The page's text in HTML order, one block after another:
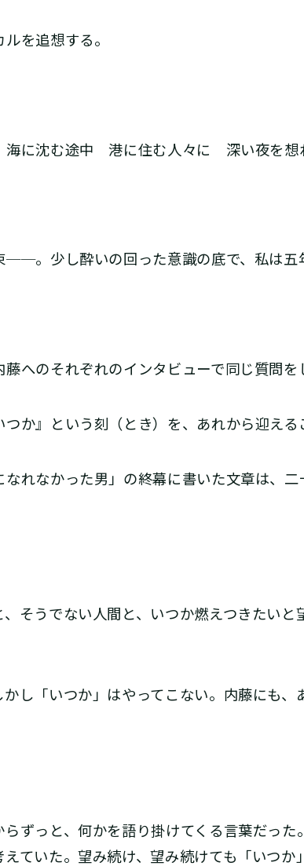
を追想する。
に沈む途中 港に住む人々に 深い夜を想
。少し酔いの回った意識の底で、私は五
へのそれぞれのインタビューで同じ質問を
か』という刻（とき）を、あれから迎える
れなかった男」の終幕に書いた文章は、二
そうでない人間と、いつか燃えつきたいと
し「いつか」はやってこない。内藤にも、
ずっと、何かを語り掛けてくる言葉だった
ていた。望み続け、望み続けても「いつか